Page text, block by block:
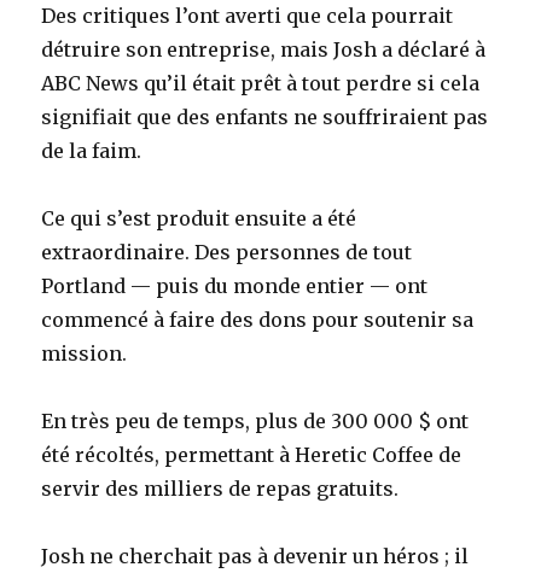
Des critiques l’ont averti que cela pourrait
détruire son entreprise, mais Josh a déclaré à
ABC News qu’il était prêt à tout perdre si cela
signifiait que des enfants ne souffriraient pas
de la faim.
Ce qui s’est produit ensuite a été
extraordinaire. Des personnes de tout
Portland — puis du monde entier — ont
commencé à faire des dons pour soutenir sa
mission.
En très peu de temps, plus de 300 000 $ ont
été récoltés, permettant à Heretic Coffee de
servir des milliers de repas gratuits.
Josh ne cherchait pas à devenir un héros ; il